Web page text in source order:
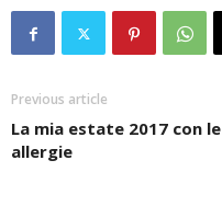
Previous article
La mia estate 2017 con le
allergie